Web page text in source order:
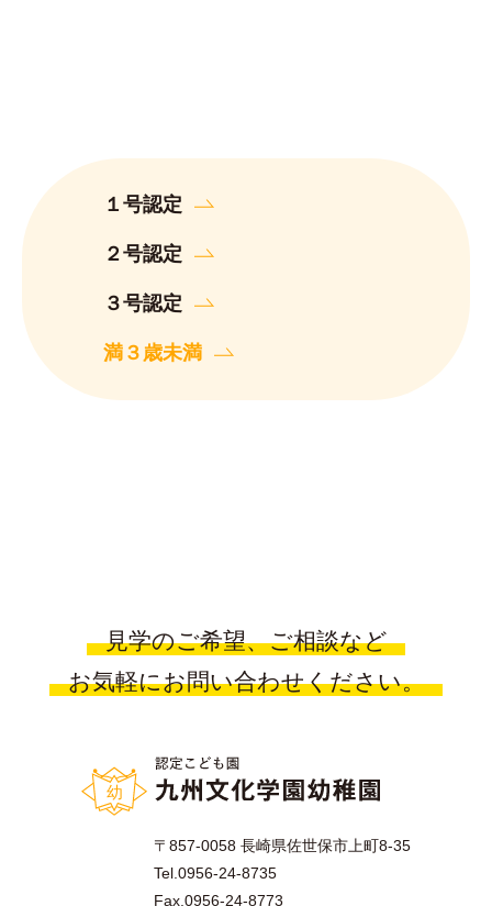
１号認定
２号認定
３号認定
満３歳未満
見学のご希望、ご相談など
お気軽にお問い合わせください。
〒857-0058 長崎県佐世保市上町8-35
Tel.0956-24-8735
Fax.0956-24-8773